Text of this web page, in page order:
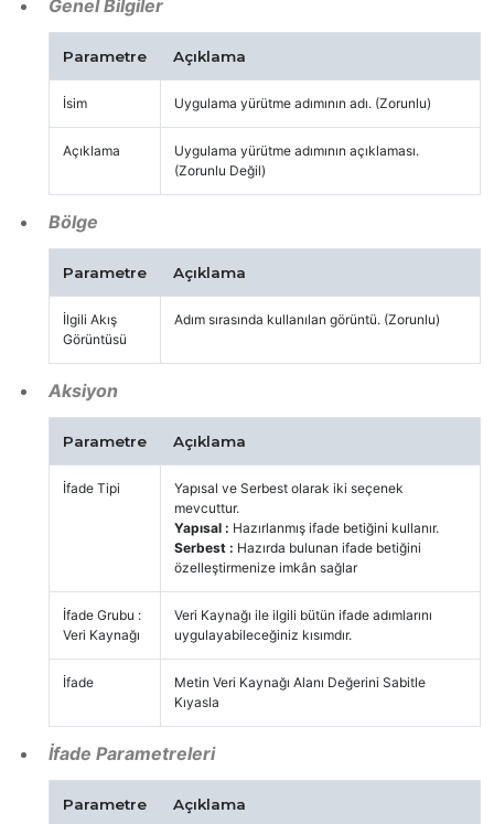
Genel Bilgiler
Parametre Açıklama
İsim Uygulama yürütme adımının adı. (Zorunlu)
Açıklama
Uygulama yürütme adımının açıklaması.
(Zorunlu Değil)
Bölge
Parametre Açıklama
İlgili Akış
Görüntüsü
Adım sırasında kullanılan görüntü. (Zorunlu)
Aksiyon
Parametre Açıklama
İfade Tipi
Yapısal ve Serbest olarak iki seçenek
mevcuttur.
Yapısal : Hazırlanmış ifade betiğini kullanır.
Serbest : Hazırda bulunan ifade betiğini
özelleştirmenize imkân sağlar
İfade Grubu :
Veri Kaynağı
Veri Kaynağı ile ilgili bütün ifade adımlarını
uygulayabileceğiniz kısımdır.
İfade
Metin Veri Kaynağı Alanı Değerini Sabitle
Kıyasla
İfade Parametreleri
Parametre Açıklama